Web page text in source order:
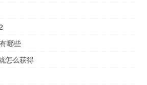
哪些
怎么获得